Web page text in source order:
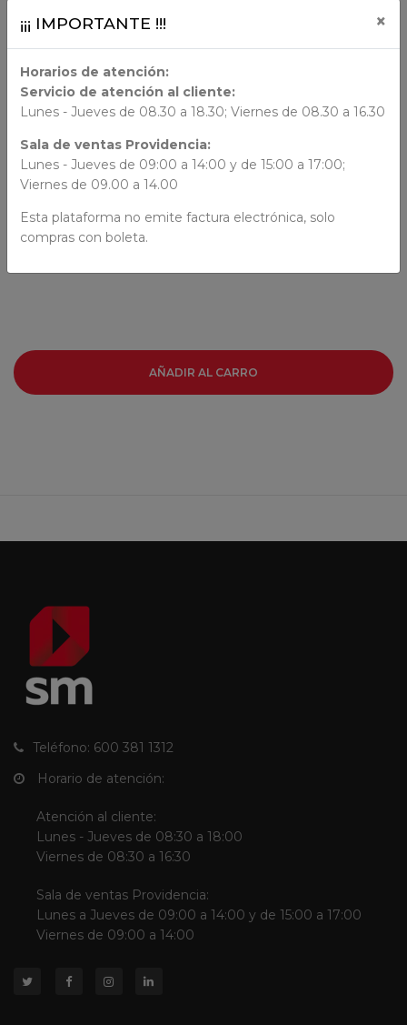
DIMENSION
24x17.2x1.5
Lourdes Bazarra
AÑADIR AL CARRO
Teléfono: 600 381 1312
Horario de atención:
Atención al cliente:
Lunes - Jueves de 08:30 a 18:00
Viernes de 08:30 a 16:30
Sala de ventas Providencia:
Lunes a Jueves de 09:00 a 14:00 y de 15:00 a 17:00
Viernes de 09:00 a 14:00
¡¡¡ IMPORTANTE !!! ×
Horarios de atención:
Servicio de atención al cliente:
Lunes - Jueves de 08.30 a 18.30; Viernes de 08.30 a 16.30
Sala de ventas Providencia:
Lunes - Jueves de 09:00 a 14:00 y de 15:00 a 17:00;
Viernes de 09.00 a 14.00
Esta plataforma no emite factura electrónica, solo
compras con boleta.